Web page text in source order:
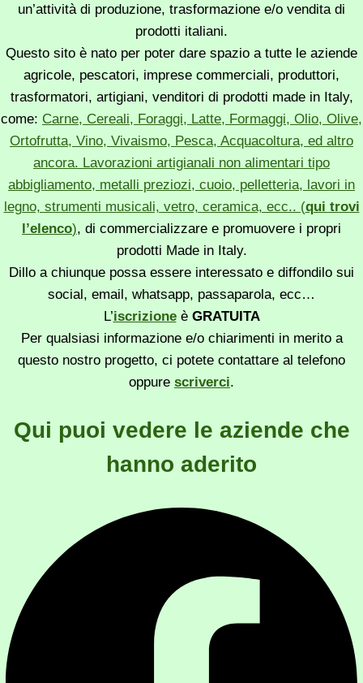
un’attività di produzione, trasformazione e/o vendita di
prodotti italiani.
Questo sito è nato per poter dare spazio a tutte le aziende
agricole, pescatori, imprese commerciali, produttori,
trasformatori, artigiani, venditori di prodotti made in Italy,
come: Carne, Cereali, Foraggi, Latte, Formaggi, Olio, Olive,
Ortofrutta, Vino, Vivaismo, Pesca, Acquacoltura, ed altro
ancora. Lavorazioni artigianali non alimentari tipo
abbigliamento, metalli preziozi, cuoio, pelletteria, lavori in
legno, strumenti musicali, vetro, ceramica, ecc.. (qui trovi
l’elenco), di commercializzare e promuovere i propri
prodotti Made in Italy.
Dillo a chiunque possa essere interessato e diffondilo sui
social, email, whatsapp, passaparola, ecc…
L’iscrizioneè GRATUITA
Per qualsiasi informazione e/o chiarimenti in merito a
questo nostro progetto, ci potete contattare al telefono
oppure scriverci.
Qui puoi vedere le aziende che
hanno aderito